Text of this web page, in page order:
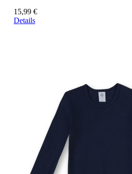
15,99 €
Details